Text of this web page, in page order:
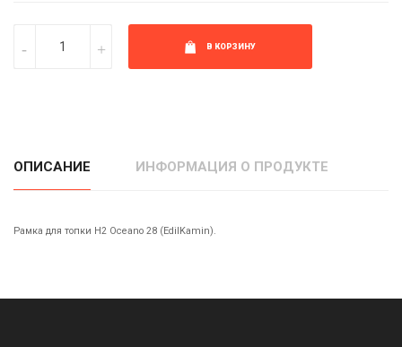
В КОРЗИНУ
ОПИСАНИЕ ИНФОРМАЦИЯ О ПРОДУКТЕ
Рамка для топки H2 Oceano 28 (EdilKamin).